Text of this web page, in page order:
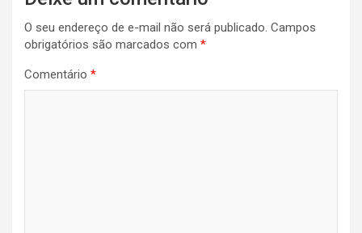
O seu endereço de e-mail não será publicado. Campos
obrigatórios são marcados com *
Comentário *